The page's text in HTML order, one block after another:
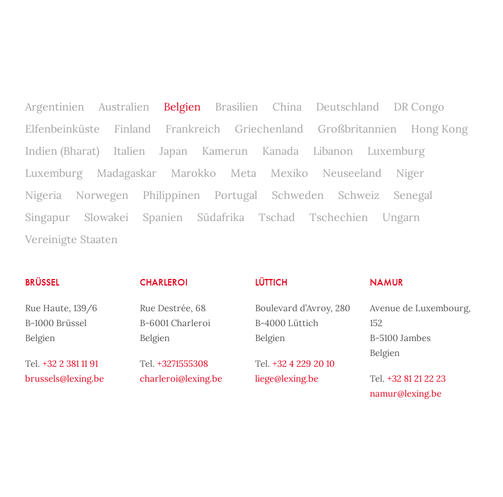
Argentinien Australien Belgien Brasilien China Deutschland
DR Congo
Elfenbeinküste
Finland Frankreich Griechenland Großbritannien
Hong Kong
Indien (Bharat)
Italien Japan Kamerun Kanada Libanon
Luxemburg
Luxemburg
Madagaskar Marokko Meta Mexiko Neuseeland
Niger
Nigeria
Norwegen Philippinen Portugal Schweden Schweiz
Senegal
Singapur
Slowakei Spanien Südafrika Tschad Tschechien
Ungarn
Vereinigte Staaten
BRÜSSEL
Rue Haute, 139/6
B-1000 Brüssel
Belgien
Tel. +32 2 381 11 91
brussels@lexing.be
CHARLEROI
Rue Destrée, 68
B-6001 Charleroi
Belgien
Tel.+3271555308
charleroi@lexing.be
LÜTTICH
Boulevard d’Avroy, 280
B-4000 Lüttich
Belgien
Tel. +32 4 229 20 10
liege@lexing.be
NAMUR
Avenue de Luxembourg,
152
B-5100 Jambes
Belgien
Tel.+32 81 21 22 23
namur@lexing.be